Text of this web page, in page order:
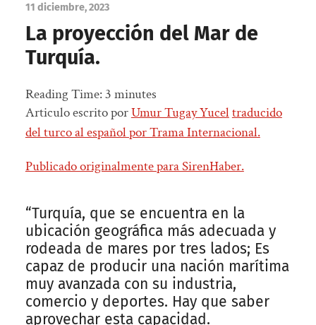
11 diciembre, 2023
La proyección del Mar de
Turquía.
Reading Time:3 minutes
Articulo escrito porUmur Tugay Yuceltraducido
del turco al español por Trama Internacional.
Publicado originalmente para SirenHaber.
“Turquía, que se encuentra en la
ubicación geográfica más adecuada y
rodeada de mares por tres lados; Es
capaz de producir una nación marítima
muy avanzada con su industria,
comercio y deportes. Hay que saber
aprovechar esta capacidad.